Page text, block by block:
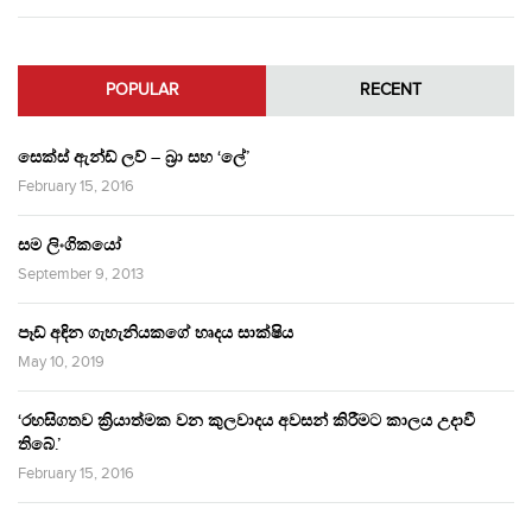
POPULAR RECENT
සෙක්ස් ඇන්ඩ් ලව් – බ්‍රා සහ ‘ලේ’
February 15, 2016
සම ලිංගිකයෝ
September 9, 2013
පෑඩ් අඳින ගැහැනියකගේ හෘදය සාක්ෂිය
May 10, 2019
‘රහසිගතව ක්‍රියාත්මක වන කුලවාදය අවසන් කිරීමට කාලය උදාවී
තිබේ.’
February 15, 2016